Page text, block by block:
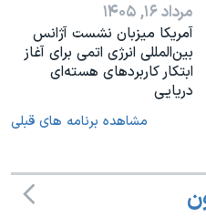
مرداد ۱۶, ۱۴۰۵
آمریکا میزبان نشست آژانس
بین‌المللی انرژی اتمی برای آغاز
ابتکار کاربردهای هسته‌ای
دریایی
مشاهده برنامه های قبلی